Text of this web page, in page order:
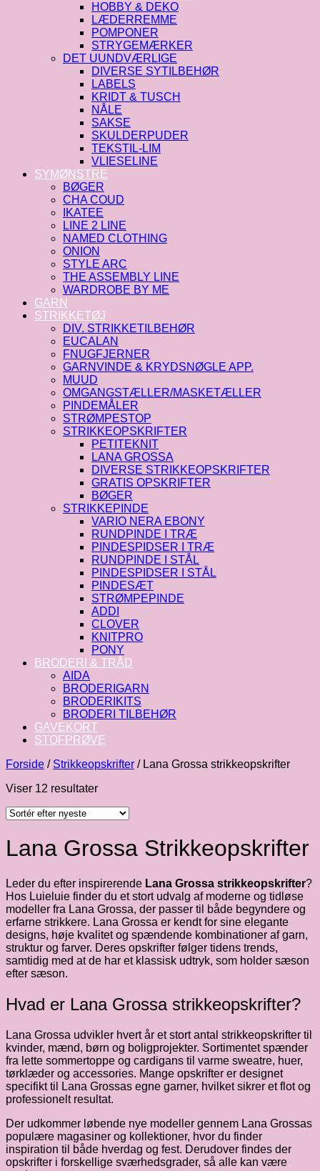
HOBBY & DEKO
LÆDERREMME
POMPONER
STRYGEMÆRKER
DET UUNDVÆRLIGE
DIVERSE SYTILBEHØR
LABELS
KRIDT & TUSCH
NÅLE
SAKSE
SKULDERPUDER
TEKSTIL-LIM
VLIESELINE
SYMØNSTRE
BØGER
CHA COUD
IKATEE
LINE 2 LINE
NAMED CLOTHING
ONION
STYLE ARC
THE ASSEMBLY LINE
WARDROBE BY ME
GARN
STRIKKETØJ
DIV. STRIKKETILBEHØR
EUCALAN
FNUGFJERNER
GARNVINDE & KRYDSNØGLE APP.
MUUD
OMGANGSTÆLLER/MASKETÆLLER
PINDEMÅLER
STRØMPESTOP
STRIKKEOPSKRIFTER
PETITEKNIT
LANA GROSSA
DIVERSE STRIKKEOPSKRIFTER
GRATIS OPSKRIFTER
BØGER
STRIKKEPINDE
VARIO NERA EBONY
RUNDPINDE I TRÆ
PINDESPIDSER I TRÆ
RUNDPINDE I STÅL
PINDESPIDSER I STÅL
PINDESÆT
STRØMPEPINDE
ADDI
CLOVER
KNITPRO
PONY
BRODERI & TRÅD
AIDA
BRODERIGARN
BRODERIKITS
BRODERI TILBEHØR
GAVEKORT
STOFPRØVE
Forside / Strikkeopskrifter /Lana Grossa strikkeopskrifter
Viser 12 resultaterSorteret
seneste
Lana Grossa Strikkeopskrifter
Leder du efter inspirerende Lana Grossa strikkeopskrifter?
Hos Luieluie finder du et stort udvalg af moderne og tidløse
modeller fra Lana Grossa, der passer til både begyndere og
erfarne strikkere. Lana Grossa er kendt for sine elegante
designs, høje kvalitet og spændende kombinationer af garn,
struktur og farver. Deres opskrifter følger tidens trends,
samtidig med at de har et klassisk udtryk, som holder sæson
efter sæson.
Hvad er Lana Grossa strikkeopskrifter?
Lana Grossa udvikler hvert år et stort antal strikkeopskrifter til
kvinder, mænd, børn og boligprojekter. Sortimentet spænder
fra lette sommertoppe og cardigans til varme sweatre, huer,
tørklæder og accessories. Mange opskrifter er designet
specifikt til Lana Grossas egne garner, hvilket sikrer et flot og
professionelt resultat.
Der udkommer løbende nye modeller gennem Lana Grossas
populære magasiner og kollektioner, hvor du finder
inspiration til både hverdag og fest. Derudover findes der
opskrifter i forskellige sværhedsgrader, så alle kan være